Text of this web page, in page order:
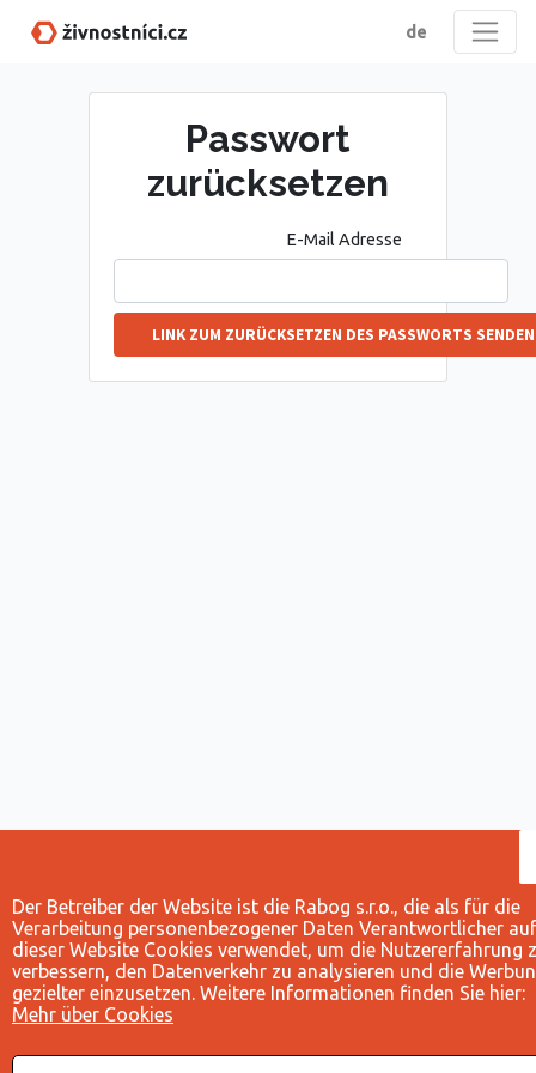
de
Passwort
zurücksetzen
E-Mail Adresse
LINK ZUM ZURÜCKSETZEN DES PASSWORTS SENDEN
Der Betreiber der Website ist die Rabog s.r.o., die als für die
Verarbeitung personenbezogener Daten Verantwortlicher auf
dieser Website Cookies verwendet, um die Nutzererfahrung
verbessern, den Datenverkehr zu analysieren und die
gezielter einzusetzen. Weitere Informationen finden Sie hier:
Mehr über Cookies